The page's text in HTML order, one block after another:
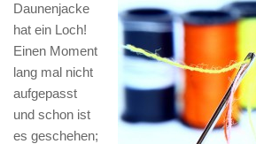
Daunenjacke
hat ein Loch!
Einen Moment
lang mal nicht
aufgepasst
und schon ist
es geschehen;